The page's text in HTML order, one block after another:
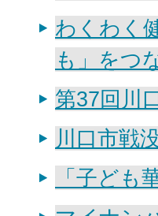
わくわく
も」をつ
第37回川
川口市戦
「子ども